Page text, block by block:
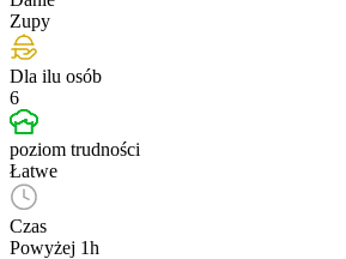
Zupy
Dla ilu osób
6
poziom trudności
Łatwe
Czas
Powyżej 1h